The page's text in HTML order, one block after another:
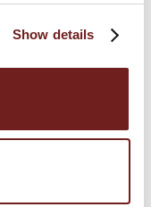
Show details